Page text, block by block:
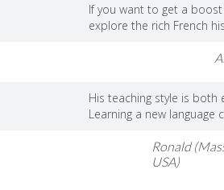
If you want to get a
explore the rich French
His teaching style is both
Learning a new language
Ronald
USA)